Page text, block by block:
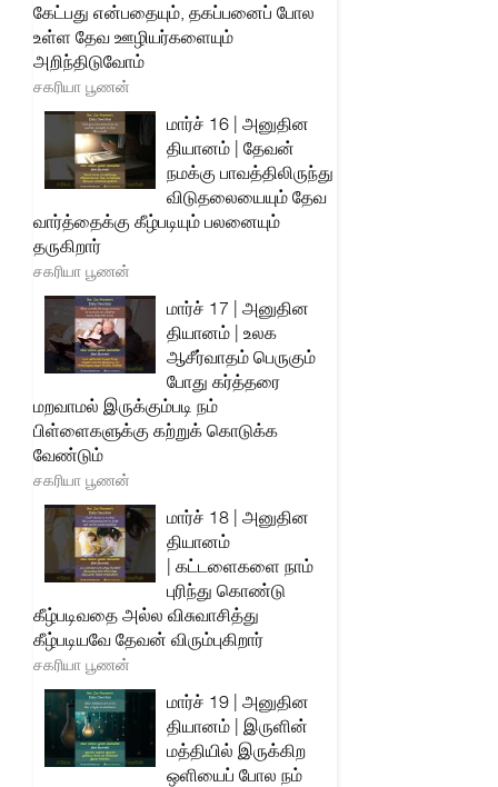
கேட்பது என்பதையும், தகப்பனைப் போல
உள்ள தேவ ஊழியர்களையும்
அறிந்திடுவோம்
சகரியா பூணன்
மார்ச் 16 | அனுதின
தியானம் | தேவன்
நமக்கு பாவத்திலிருந்து
விடுதலையையும் தேவ
வார்த்தைக்கு கீழ்படியும் பலனையும்
தருகிறார்
சகரியா பூணன்
மார்ச் 17 | அனுதின
தியானம் | உலக
ஆசீர்வாதம் பெருகும்
போது கர்த்தரை
மறவாமல் இருக்கும்படி நம்
பிள்ளைகளுக்கு கற்றுக் கொடுக்க
வேண்டும்
சகரியா பூணன்
மார்ச் 18 | அனுதின
தியானம்
| கட்டளைகளை நாம்
புரிந்து கொண்டு
கீழ்படிவதை அல்ல விசுவாசித்து
கீழ்படியவே தேவன் விரும்புகிறார்
சகரியா பூணன்
மார்ச் 19 | அனுதின
தியானம் | இருளின்
மத்தியில் இருக்கிற
ஒளியைப் போல நம்